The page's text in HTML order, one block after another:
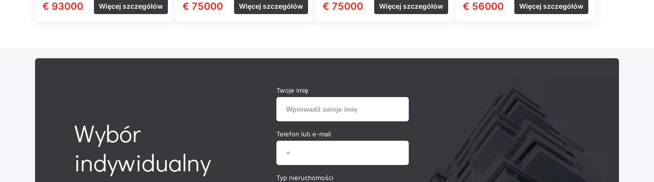
€ 93000 Więcej szczegółów € 75000 Więcej szczegółów € 75000 Więcej szczegółów € 56000 Więcej szczegółów
Wybór
indywidualny
Twoje imię
Telefon lub e-mail
Typ nieruchomości